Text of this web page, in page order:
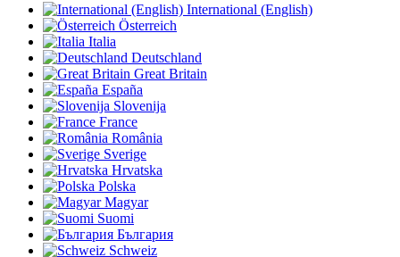
International (English)
Österreich
Italia
Deutschland
Great Britain
España
Slovenija
France
România
Sverige
Hrvatska
Polska
Magyar
Suomi
България
Schweiz